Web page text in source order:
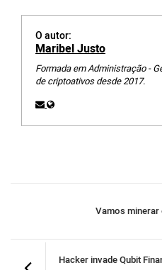
O autor:
Maribel Justo
Formada em Administração -
de criptoativos desde 2017.
Vamos
Hacker invade Qubit